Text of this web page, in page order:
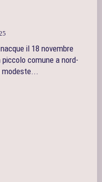
il 18 novembre
comune a nord-
modeste...